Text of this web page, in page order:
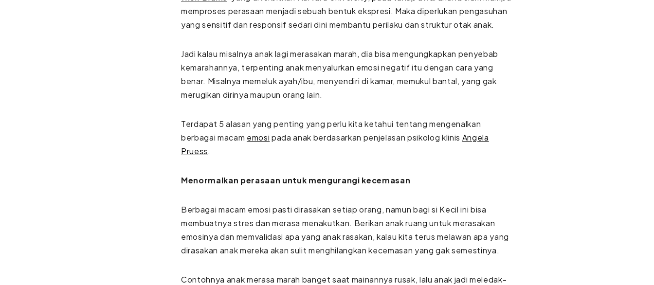
memproses perasaan menjadi sebuah bentuk ekspresi. Maka diperlukan pengasuhan
yang sensitif dan responsif sedari dini membantu perilaku dan struktur otak anak.
Jadi kalau misalnya anak lagi merasakan marah, dia bisa mengungkapkan penyebab
kemarahannya, terpenting anak menyalurkan emosi negatif itu dengan cara yang
benar. Misalnya memeluk ayah/ibu, menyendiri di kamar, memukul bantal, yang gak
merugikan dirinya maupun orang lain.
Terdapat 5 alasan yang penting yang perlu kita ketahui tentang mengenalkan
berbagai macam emosi pada anak berdasarkan penjelasan psikolog klinis Angela
Pruess.
Menormalkan perasaan untuk mengurangi kecemasan
Berbagai macam emosi pasti dirasakan setiap orang, namun bagi si Kecil ini bisa
membuatnya stres dan merasa menakutkan. Berikan anak ruang untuk merasakan
emosinya dan memvalidasi apa yang anak rasakan, kalau kita terus melawan apa yang
dirasakan anak mereka akan sulit menghilangkan kecemasan yang gak semestinya.
Contohnya anak merasa marah banget saat mainannya rusak, lalu anak jadi meledak-